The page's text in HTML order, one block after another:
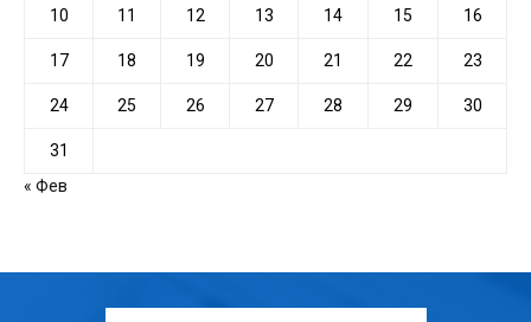
10 11 12 13 14 15 16
17 18 19 20 21 22 23
24 25 26 27 28 29 30
31
« Фев